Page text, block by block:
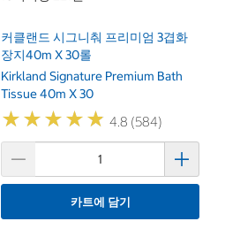
커클랜드 시그니춰 프리미엄 3겹화
장지40m X 30롤
Kirkland Signature Premium Bath
Tissue 40m X 30
★★★★★
★★★★★ 4.8 (584)
카트에 담기